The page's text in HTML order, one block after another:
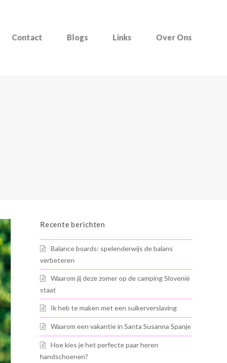
Contact Blogs Links Over Ons
Recente berichten
Balance boards: spelenderwijs de balans
verbeteren
Waarom jij deze zomer op de camping Slovenië
staat
Ik heb te maken met een suikerverslaving
Waarom een vakantie in Santa Susanna Spanje
Hoe kies je het perfecte paar heren
handschoenen?